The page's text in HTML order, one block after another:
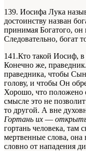
139. Иосифа Лука
достоинству назван
принимая Богатого, он
Следовательно, богат
141.Кто такой Иосиф, в
Конечно же,
праведника, чтобы
голову, и чтобы Он
Хорошо, что положено
смысле это не
то другой. А вне
Гортань их —
гортань человека, там
мертвенные слова, она
словно от нападения